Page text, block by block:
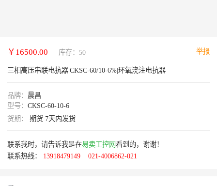
￥16500.00 库存：50 举报
三相高压串联电抗器|CKSC-60/10-6%|环氧浇注电抗器
品牌： 晨昌
型号： CKSC-60-10-6
货期：
期货 7天内发货
联系我时，请告诉我是在易卖工控网看到的，谢谢！
联系热线： 13918479149 021-4006862-021